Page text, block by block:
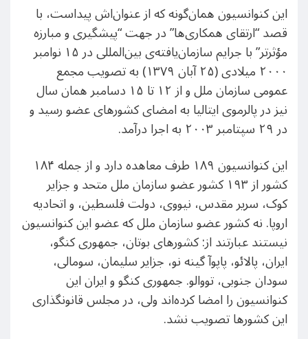
این کنوانسیون همان‌گونه که از عنوان‌اش پیداست، با
قصد “ارتقای همکاری‌ها” در جهت “پیشگیری و مبارزه
مؤثرتر” با جرایم سازمان‌یافته‌ی بین‌المللی در ۱۵ نوامبر
۲۰۰۰ میلادی (۲۵ آبان ۱۳۷۹) به تصویب مجمع
عمومی سازمان ملل و از ۱۲ تا ۱۵ دسامبر همان سال
نیز در پالرموی ایتالیا به امضای کشورهای عضو رسید و
در ۲۹ سپتامبر ۲۰۰۳ به اجرا درآمد.
این کنوانسیون ۱۸۹ طرف معاهده دارد و از جمله ۱۸۴
کشور از ۱۹۳ کشور عضو سازمان ملل متحد و جزایر
کوک، سریر مقدس، نیووی، دولت فلسطین، و اتحادیه
اروپا. نه کشور عضو سازمان ملل که عضو این کنوانسیون
نیستند عبارتند از: کشورهای بوتان، جمهوری کنگو،
ایران، پالائو، پاپوآ گینه نو، جزایر سلیمان، سومالی،
سودان جنوبی، تووالو. جمهوری کنگو و ایران این
کنوانسیون را امضا کرده‌اند ولی، در مجلس قانونگذاری
این کشورها تصویب نشد.